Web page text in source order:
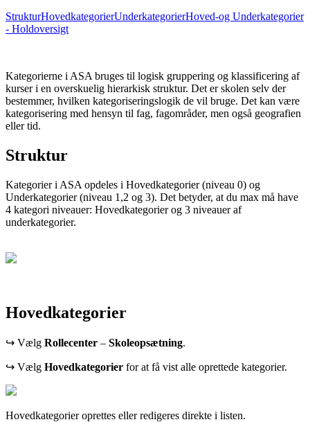
StrukturHovedkategorierUnderkategorierHoved-og Underkategorier
- Holdoversigt
Kategorierne i ASA bruges til logisk gruppering og klassificering af
kurser i en overskuelig hierarkisk struktur. Det er skolen selv der
bestemmer, hvilken kategoriseringslogik de vil bruge. Det kan være
kategorisering med hensyn til fag, fagområder, men også geografien
eller tid.
Struktur
Kategorier i ASA opdeles i Hovedkategorier (niveau 0) og
Underkategorier (niveau 1,2 og 3). Det betyder, at du max må have
4 kategori niveauer: Hovedkategorier og 3 niveauer af
underkategorier.
Hovedkategorier
↪ Vælg Rollecenter – Skoleopsætning.
↪ Vælg Hovedkategorier for at få vist alle oprettede kategorier.
Hovedkategorier oprettes eller redigeres direkte i listen.